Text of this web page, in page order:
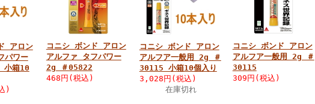
アロン
パワー
箱10
)
コニシ ボンド アロン
アルファ タフパワー
2g ＃05822
468円(税込)
コニシ ボンド アロン
アルフア一般用 2g ＃
30115 小箱10個入り
3,028円(税込)
在庫切れ
コニシ ボンド アロン
アルフア一般用 2g ＃
30115
309円(税込)